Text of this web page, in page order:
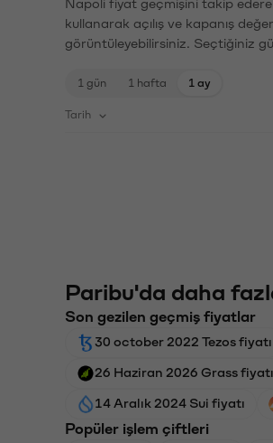
kullanarak açılış ve kapanış
görüntüleyebilirsiniz. Seçtiğiniz
1 gün 1 hafta 1 ay
Tarih
Paribu'da daha
Son gezilen geçmiş fiyatlar
30 october 2022 Tezos fiyatı
26 Haziran 2026 Grass fiyatı
14 Aralık 2024 Sui fiyatı
Popüler işlem çiftleri